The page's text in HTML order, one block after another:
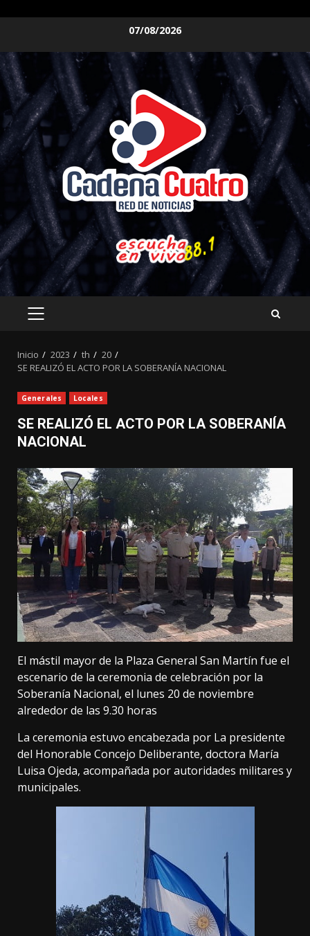
contenido
07/08/2026
MENÚ
Inicio 2023 th
20
SE REALIZÓ EL ACTO POR LA SOBERANÍA NACIONAL
Generales Locales
SE REALIZÓ EL ACTO POR LA SOBERANÍA
NACIONAL
El mástil mayor de la Plaza General San Martín fue el
escenario de la ceremonia de celebración por la
Soberanía Nacional, el lunes 20 de noviembre
alrededor de las 9.30 horas
La ceremonia estuvo encabezada por La presidente
del Honorable Concejo Deliberante, doctora María
Luisa Ojeda, acompañada por autoridades militares y
municipales.